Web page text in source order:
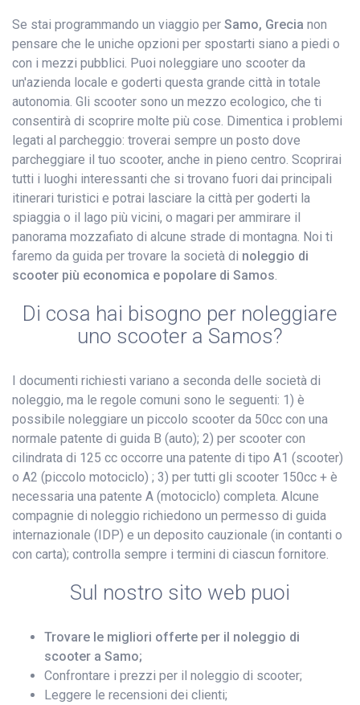
Se stai programmando un viaggio per Samo, Grecia non
pensare che le uniche opzioni per spostarti siano a piedi o
con i mezzi pubblici. Puoi noleggiare uno scooter da
un'azienda locale e goderti questa grande città in totale
autonomia. Gli scooter sono un mezzo ecologico, che ti
consentirà di scoprire molte più cose. Dimentica i problemi
legati al parcheggio: troverai sempre un posto dove
parcheggiare il tuo scooter, anche in pieno centro. Scoprirai
tutti i luoghi interessanti che si trovano fuori dai principali
itinerari turistici e potrai lasciare la città per goderti la
spiaggia o il lago più vicini, o magari per ammirare il
panorama mozzafiato di alcune strade di montagna. Noi ti
faremo da guida per trovare la società di noleggio di
scooter più economica e popolare di Samos.
Di cosa hai bisogno per noleggiare
uno scooter a Samos?
I documenti richiesti variano a seconda delle società di
noleggio, ma le regole comuni sono le seguenti: 1) è
possibile noleggiare un piccolo scooter da 50cc con una
normale patente di guida B (auto); 2) per scooter con
cilindrata di 125 cc occorre una patente di tipo A1 (scooter)
o A2 (piccolo motociclo) ; 3) per tutti gli scooter 150cc + è
necessaria una patente A (motociclo) completa. Alcune
compagnie di noleggio richiedono un permesso di guida
internazionale (IDP) e un deposito cauzionale (in contanti o
con carta); controlla sempre i termini di ciascun fornitore.
Sul nostro sito web puoi
Trovare le migliori offerte per il noleggio di
scooter a Samo;
Confrontare i prezzi per il noleggio di scooter;
Leggere le recensioni dei clienti;